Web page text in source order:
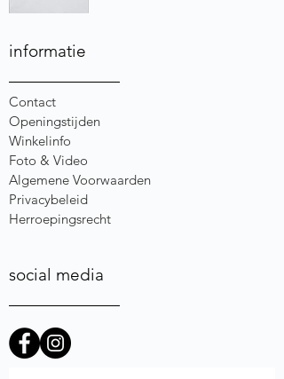
informatie
Contact
Openingstijden
Winkelinfo
Foto & Video
Algemene Voorwaarden
Privacybeleid
Herroepingsrecht
social media